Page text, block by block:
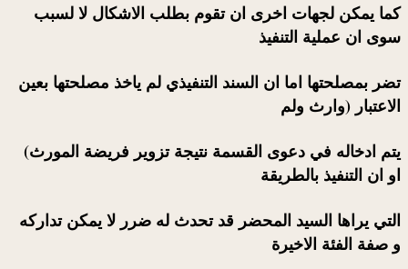
كما يمكن لجهات اخرى ان تقوم بطلب الاشكال لا لسبب
سوى ان عملية التنفيذ
تضر بمصلحتها اما ان السند التنفيذي لم ياخذ مصلحتها بعين
الاعتبار (وارث ولم
يتم ادخاله في دعوى القسمة نتيجة تزوير فريضة المورث)
او ان التنفيذ بالطريقة
التي يراها السيد المحضر قد تحدث له ضرر لا يمكن تداركه
و صفة الفئة الاخيرة